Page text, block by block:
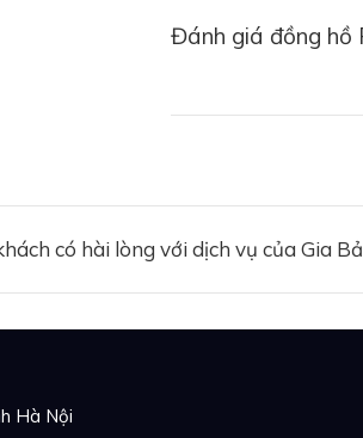
riêng và được đón
Đánh giá đồng hồ
có hài lòng với dịch vụ của Gia
Hà Nội